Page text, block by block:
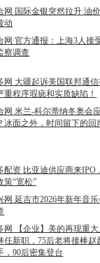
网 国际金银突然拉升 油
动
网 官方通报：上海3人接
察调查
网 大疆起诉美国联邦通
重程序瑕疵和实质缺陷！
网 米兰-科尔蒂纳冬奥会
冰面之外，时间留下的回
配资 比亚迪供应商来IPO
策“宽松”
网 延吉市2026年新年音
网 【企业】美的再现重
任新职，75后老将接棒赵
，90后密集登台